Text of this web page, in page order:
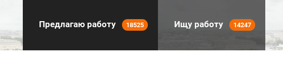
Предлагаю работу 18525 Ищу работу 14247